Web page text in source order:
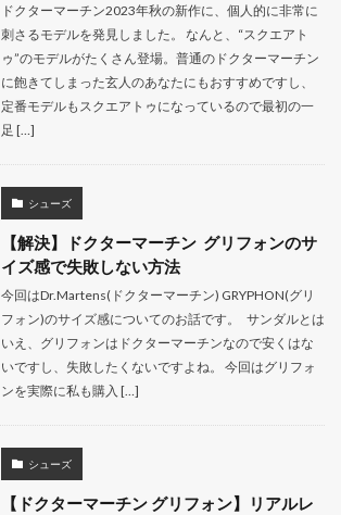
ドクターマーチン2023年秋の新作に、個人的に非常に
刺さるモデルを発見しました。 なんと、“スクエアト
ゥ”のモデルがたくさん登場。普通のドクターマーチン
に飽きてしまった玄人のあなたにもおすすめですし、
定番モデルもスクエアトゥになっているので最初の一
足 […]
シューズ
【解決】ドクターマーチン グリフォンのサ
イズ感で失敗しない方法
今回はDr.Martens(ドクターマーチン) GRYPHON(グリ
フォン)のサイズ感についてのお話です。 サンダルとは
いえ、グリフォンはドクターマーチンなので安くはな
いですし、失敗したくないですよね。 今回はグリフォ
ンを実際に私も購入 […]
シューズ
【ドクターマーチン グリフォン】リアルレ